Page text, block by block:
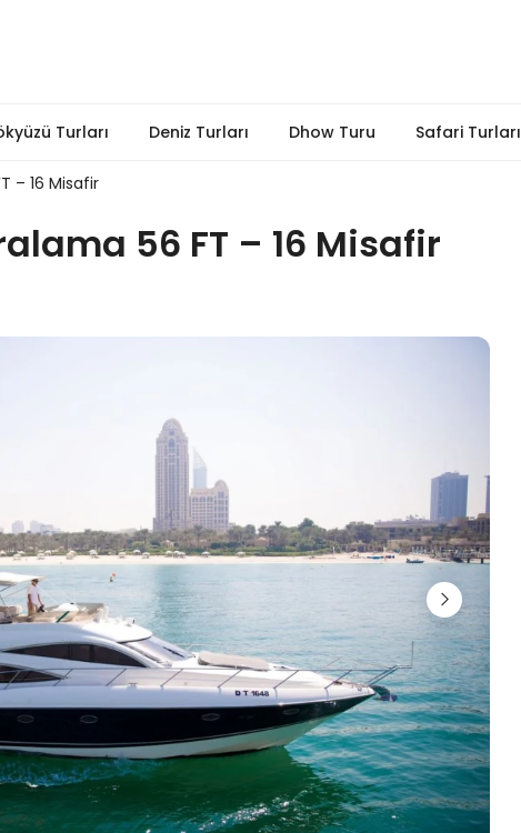
Turları Deniz Turları Dhow Turu Safari Turları
– 16 Misafir
56 FT – 16 Misafir